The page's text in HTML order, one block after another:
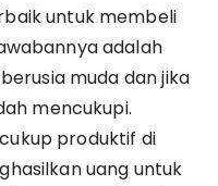
untuk membeli
adalah
muda dan jika
mencukupi.
produktif di
uang untuk